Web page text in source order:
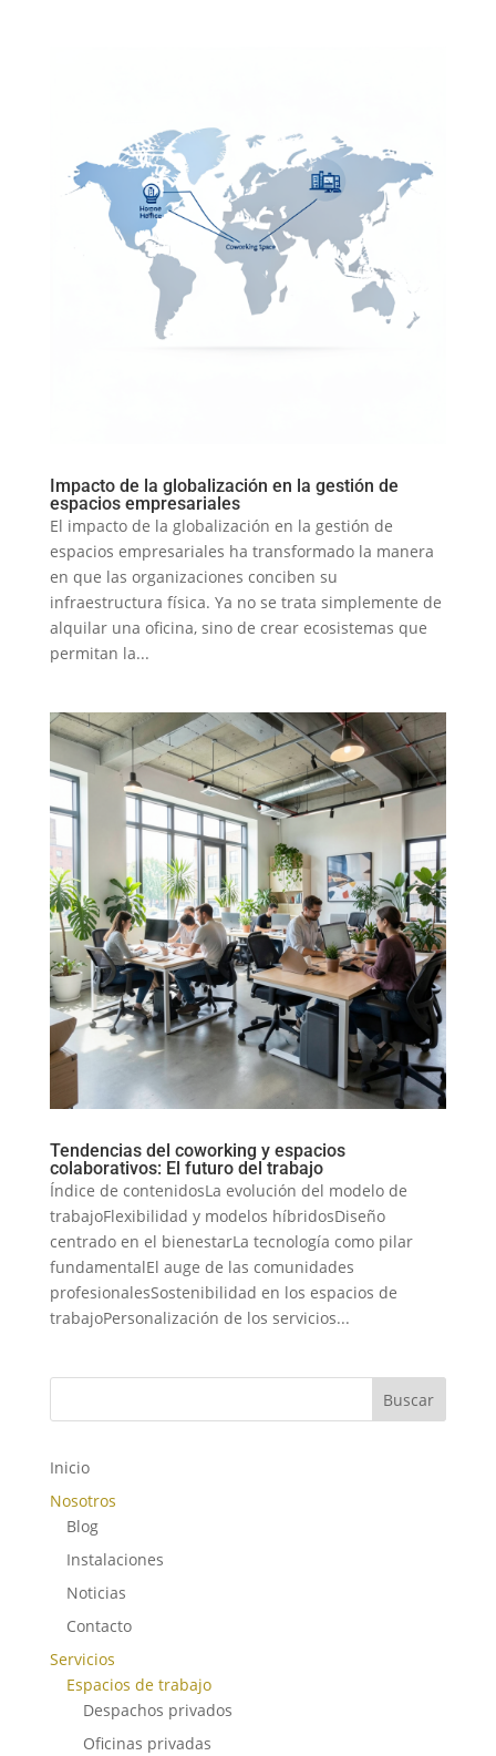
Impacto de la globalización en la gestión de
espacios empresariales
El impacto de la globalización en la gestión de
espacios empresariales ha transformado la manera
en que las organizaciones conciben su
infraestructura física. Ya no se trata simplemente de
alquilar una oficina, sino de crear ecosistemas que
permitan la...
Tendencias del coworking y espacios
colaborativos: El futuro del trabajo
Índice de contenidosLa evolución del modelo de
trabajoFlexibilidad y modelos híbridosDiseño
centrado en el bienestarLa tecnología como pilar
fundamentalEl auge de las comunidades
profesionalesSostenibilidad en los espacios de
trabajoPersonalización de los servicios...
Buscar
Inicio
Nosotros
Blog
Instalaciones
Noticias
Contacto
Servicios
Espacios de trabajo
Despachos privados
Oficinas privadas